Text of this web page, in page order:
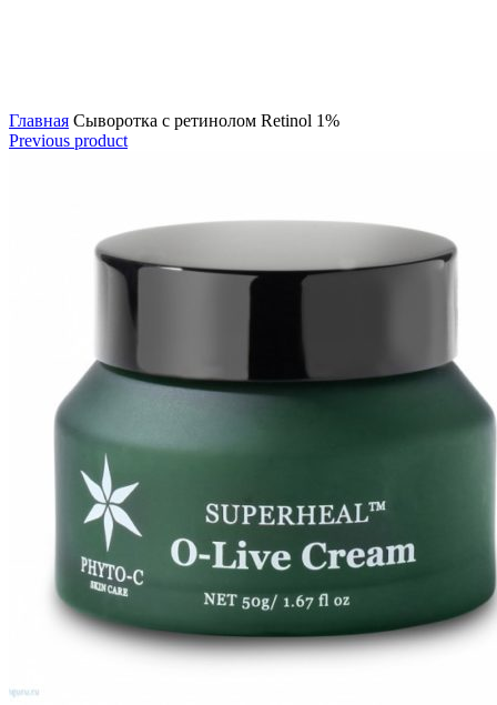
Главная Сыворотка с ретинолом Retinol 1%
Previous product